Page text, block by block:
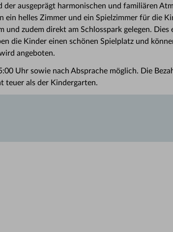
ausgeprägt harmonischen und familiären
helles Zimmer und ein Spielzimmer für die
und zudem direkt am Schlosspark gelegen.
die Kinder einen schönen Spielplatz und
angeboten.
Uhr sowie nach Absprache möglich. Die
teuer als der Kindergarten.